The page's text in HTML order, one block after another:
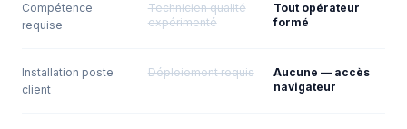
Compétence
requise
Technicien qualité
expérimenté
Tout opérateur
formé
Installation poste
client
Déploiement requis
Aucune — accès
navigateur